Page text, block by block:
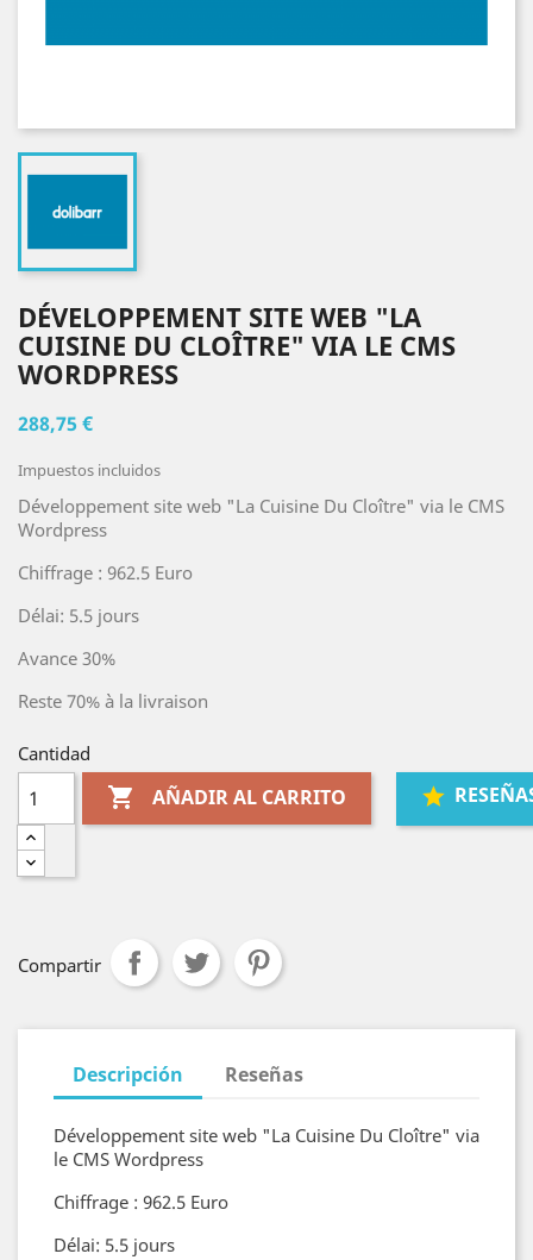
DÉVELOPPEMENT SITE WEB "LA
CUISINE DU CLOÎTRE" VIA LE CMS
WORDPRESS
288,75 €
Impuestos incluidos
Développement site web "La Cuisine Du Cloître" via le CMS
Wordpress
Chiffrage : 962.5 Euro
Délai: 5.5 jours
Avance 30%
Reste 70% à la livraison
Cantidad
 AÑADIR AL CARRITO
Compartir
Descripción Reseñas
Développement site web "La Cuisine Du Cloître" via
le CMS Wordpress
Chiffrage : 962.5 Euro
Délai: 5.5 jours